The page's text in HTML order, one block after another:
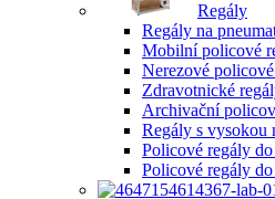
Regály
Regály na
Mobilní policové
Nerezové
Zdravotnické
Archivační
Regály s vysokou
Policové regály
Policové regály